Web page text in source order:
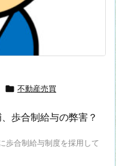
 不動産売買
歩合制給与の弊害？
歩合制給与制度を採用して